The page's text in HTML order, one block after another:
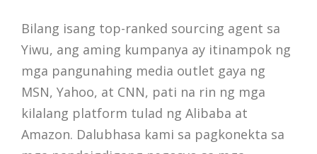
Bilang isang top-ranked sourcing agent sa
Yiwu, ang aming kumpanya ay itinampok ng
mga pangunahing media outlet gaya ng
MSN, Yahoo, at CNN, pati na rin ng mga
kilalang platform tulad ng Alibaba at
Amazon. Dalubhasa kami sa pagkonekta sa